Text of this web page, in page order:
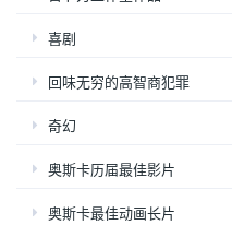
喜剧
回味无穷的高智商犯罪
奇幻
奥斯卡历届最佳影片
奥斯卡最佳动画长片